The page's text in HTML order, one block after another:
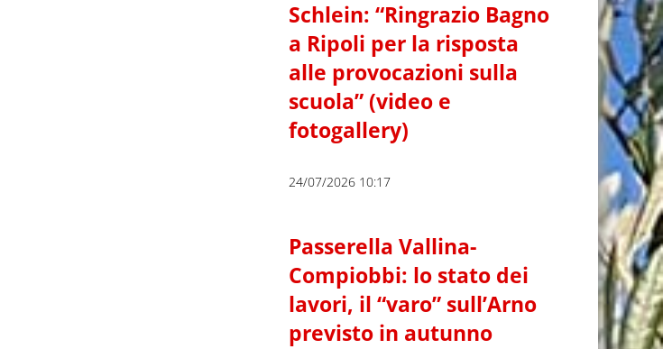
Schlein: “Ringrazio Bagno
a Ripoli per la risposta
alle provocazioni sulla
scuola” (video e
fotogallery)
24/07/2026 10:17
Passerella Vallina-
Compiobbi: lo stato dei
lavori, il “varo” sull’Arno
previsto in autunno